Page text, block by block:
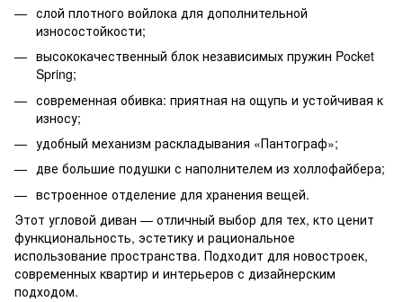
слой плотного войлока для дополнительной
износостойкости;
высококачественный блок независимых пружин Pocket
Spring;
современная обивка: приятная на ощупь и устойчивая к
износу;
удобный механизм раскладывания «Пантограф»;
две большие подушки с наполнителем из холлофайбера;
встроенное отделение для хранения вещей.
Этот угловой диван — отличный выбор для тех, кто ценит
функциональность, эстетику и рациональное
использование пространства. Подходит для новостроек,
современных квартир и интерьеров с дизайнерским
подходом.